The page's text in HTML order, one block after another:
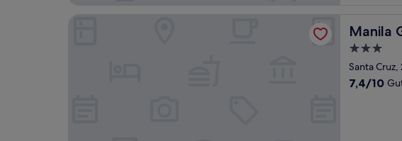
Manila
Manila
3.0-
Sterne-
Santa
7.4
7,4/10